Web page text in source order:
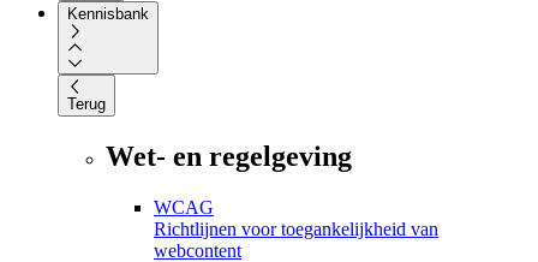
Kennisbank
Terug
Wet- en regelgeving
WCAG
Richtlijnen voor toegankelijkheid van
webcontent